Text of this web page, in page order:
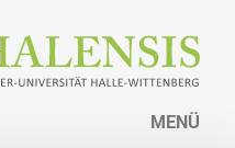
MENÜ